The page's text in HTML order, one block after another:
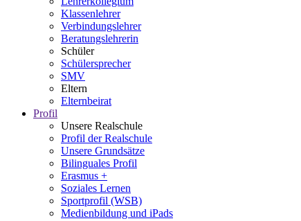
Klassenlehrer
Verbindungslehrer
Beratungslehrerin
Schüler
Schülersprecher
SMV
Eltern
Elternbeirat
Profil
Unsere Realschule
Profil der Realschule
Unsere Grundsätze
Bilinguales Profil
Erasmus +
Soziales Lernen
Sportprofil (WSB)
Medienbildung und iPads